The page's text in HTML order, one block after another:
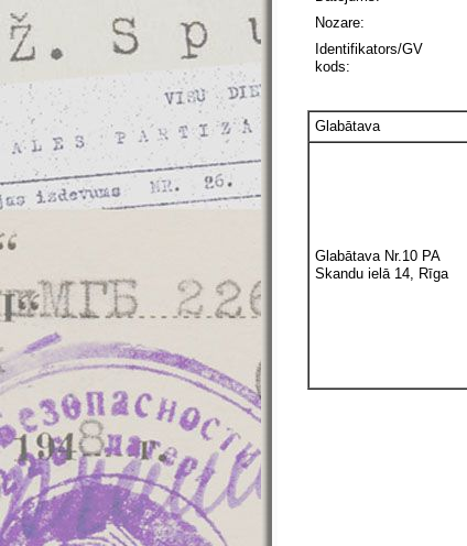
Nozare:
Identifikators/GV
kods:
Glabātava
Glabātava Nr.10 PA
Skandu ielā 14, Rīga